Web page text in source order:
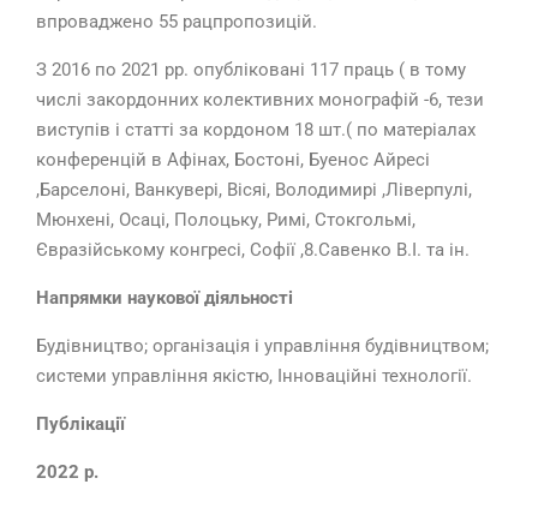
впроваджено 55 рацпропозицій.
З 2016 по 2021 рр. опубліковані 117 праць ( в тому
числі закордонних колективних монографій -6, тези
виступів і статті за кордоном 18 шт.( по матеріалах
конференцій в Афінах, Бостоні, Буенос Айресі
,Барселоні, Ванкувері, Вісяі, Володимирі ,Ліверпулі,
Мюнхені, Осаці, Полоцьку, Римі, Стокгольмі,
Євразійському конгресі, Софії ,8.Савенко В.І. та ін.
Напрямки наукової діяльності
Будівництво; організація і управління будівництвом;
системи управління якістю, Інноваційні технології.
Публікації
2022 р.